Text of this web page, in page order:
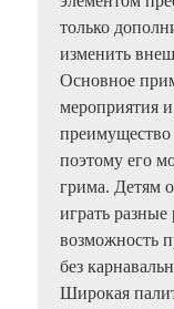
только
изменить
Основное
мероприятия
поэтому его
грима. Детям
играть
возможность
без
Широкая